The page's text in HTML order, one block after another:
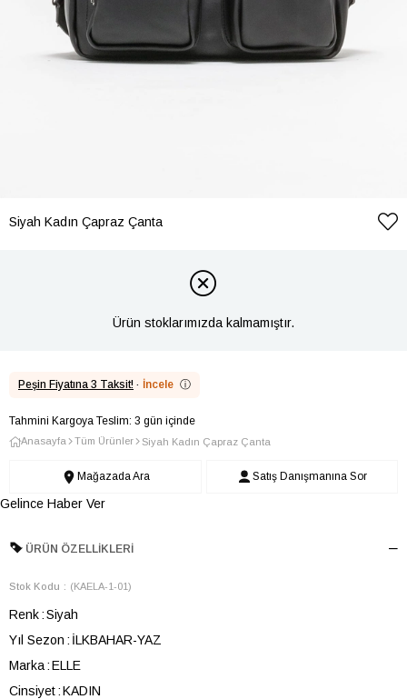
Siyah Kadın Çapraz Çanta
Ürün stoklarımızda kalmamıştır.
Peşin Fiyatına 3 Taksit! · İncele ⓘ
Tahmini Kargoya Teslim: 3 gün içinde
Anasayfa Tüm Ürünler Siyah Kadın Çapraz Çanta
Mağazada Ara Satış Danışmanına Sor
Gelince Haber Ver
ÜRÜN ÖZELLIKLERI
Stok Kodu (KAELA-1-01)
Renk Siyah
Yıl Sezon
İLKBAHAR-YAZ
Marka ELLE
Cinsiyet KADIN